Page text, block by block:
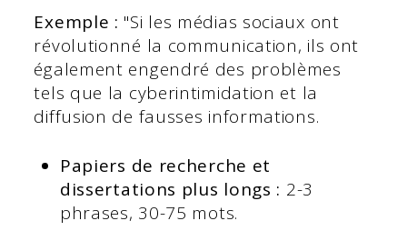
Exemple : "Si les médias sociaux ont
révolutionné la communication, ils ont
également engendré des problèmes
tels que la cyberintimidation et la
diffusion de fausses informations.
Papiers de recherche et
dissertations plus longs : 2-3
phrases, 30-75 mots.